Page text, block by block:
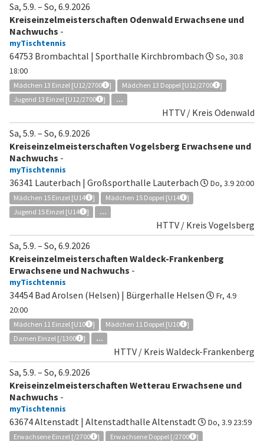
Sa, 5.9. – So, 6.9.2026
Kreiseinzelmeisterschaften Odenwald Erwachsene und
Nachwuchs -
myTischtennis
64753 Brombachtal | Sporthalle Kirchbrombach
So, 30.8
18:00
Mädchen 13 Einzel [U12/2700 ] Mädchen 13 Doppel [U12/2700
]
Jugend 13 Einzel [U12/2700
] ...
HTTV / Kreis Odenwald
Sa, 5.9. – So, 6.9.2026
Kreiseinzelmeisterschaften Vogelsberg Erwachsene und
Nachwuchs -
myTischtennis
36341 Lauterbach | Großsporthalle Lauterbach Do, 3.9 20:00
Mädchen 15 Einzel [U14 ] Mädchen 15 Doppel [U14
]
Jugend 15 Einzel [U14
] ...
HTTV / Kreis Vogelsberg
Sa, 5.9. – So, 6.9.2026
Kreiseinzelmeisterschaften Waldeck-Frankenberg
Erwachsene und Nachwuchs -
myTischtennis
34454 Bad Arolsen (Helsen) | Bürgerhalle Helsen
Fr, 4.9
20:00
Mädchen 11 Einzel [U10 ] Mädchen 11 Doppel [U10
]
Damen Einzel [/1300
] ...
HTTV / Kreis Waldeck-Frankenberg
Sa, 5.9. – So, 6.9.2026
Kreiseinzelmeisterschaften Wetterau Erwachsene und
Nachwuchs -
myTischtennis
63674 Altenstadt | Altenstadthalle Altenstadt Do, 3.9 23:59
Erwachsene Einzel [/2700 ] Erwachsene Doppel [/2700 ]